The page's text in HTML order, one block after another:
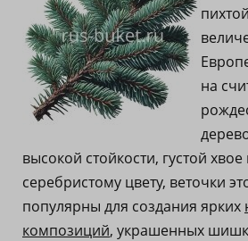
на
высокой стойкости, густой
серебристому цвету, веточки
популярны для создания ярких
композиций, украшенных